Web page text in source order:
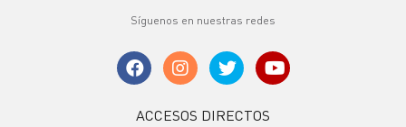
Síguenos en nuestras redes
ACCESOS DIRECTOS